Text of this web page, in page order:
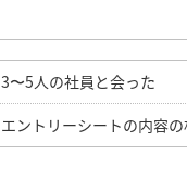
3〜5人の社員と会った
エントリーシートの内容